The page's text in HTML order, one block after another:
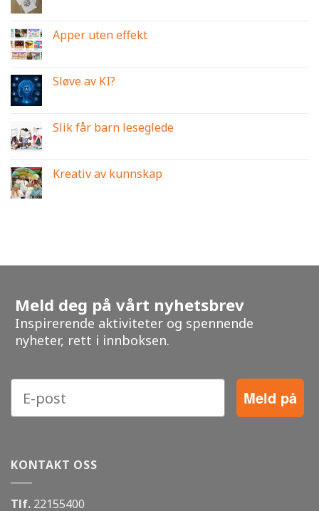
Apper uten effekt
Sløve av KI?
Slik får barn leseglede
Kreativ av kunnskap
Meld deg på vårt nyhetsbrev
Inspirerende aktiviteter og spennende
nyheter, rett i innboksen.
Meld på
KONTAKT OSS
Tlf. 22155400